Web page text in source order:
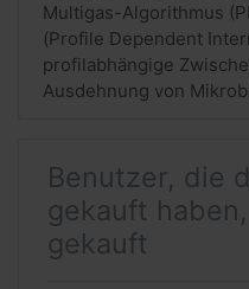
Multigas-Algorithmus
(Profile Dependent
profilabhängige
Ausdehnung von
Benutzer, die
gekauft
gekauft